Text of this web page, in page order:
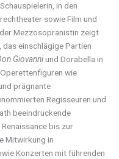
in den
sowie Film und
Mezzosopranistin zeigt
einschlägige Partien
Giovanniund Dorabella in
wie
prägnante
Regisseuren und
beeindruckende
bis zur
Mitwirkung in
Konzerten mit führenden